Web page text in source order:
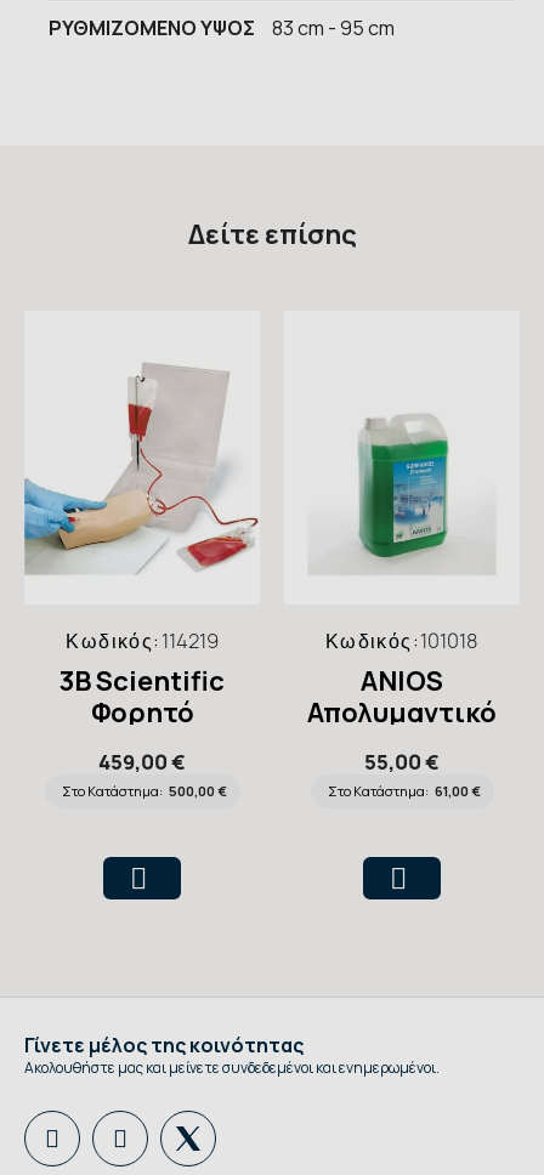
ΡΥΘΜΙΖΟΜΕΝΟ ΥΨΟΣ 83 cm - 95 cm
Δείτε επίσης
Κωδικός: 114219
3B Scientific
Φορητό
Arm Trainer
459,00 €
Στο Κατάστημα: 500,00 €
Κωδικός:101018
ANIOS
Απολυμαντικό
Συμπυκνωμένο
Surfanios
55,00 €
Στο Κατάστημα: 61,00 €
Γίνετε μέλος της κοινότητας
Ακολουθήστε μας και μείνετε συνδεδεμένοι και ενημερωμένοι.